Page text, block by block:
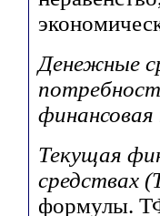
Денежные
Текущая
средствах
формулы.